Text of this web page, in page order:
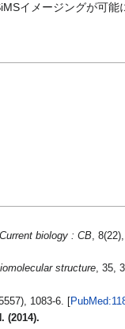
イメージングが可
Current biology : CB,
structure, 35,
1083-6. [
(2014).